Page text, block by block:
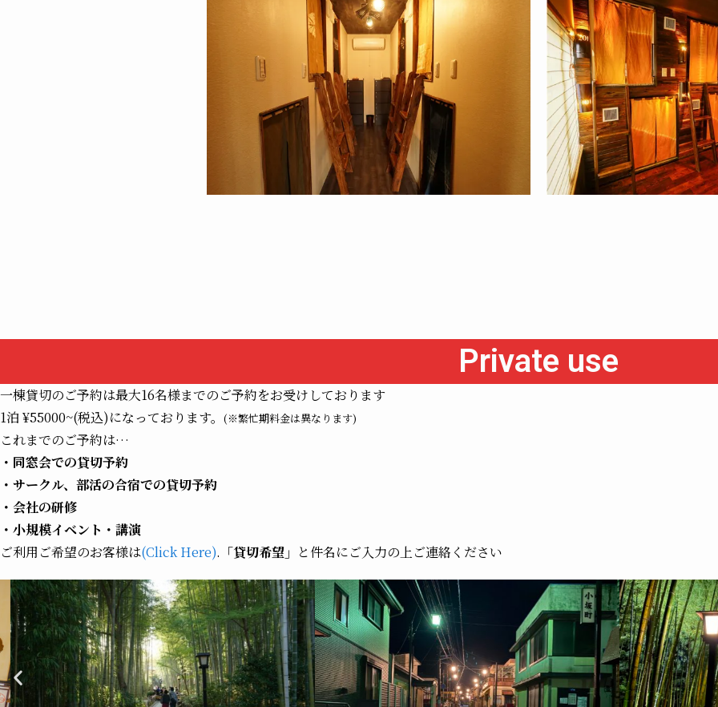
Private use
一棟貸切のご予約は最大16名様までのご予約をお受けしております
1泊 ¥55000~(税込)になっております。 (※繁忙期料金は異なります)
これまでのご予約は…
・同窓会での貸切予約
・サークル、部活の合宿での貸切予約
・会社の研修
・小規模イベント・講演
ご利用ご希望のお客様は(Click Here). 「貸切希望」 と件名にご入力の上ご連絡ください